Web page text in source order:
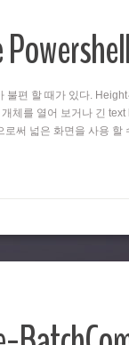
편 할 때가 있다.
체를 열어 보거나 긴
써 넓은 화면을 사용 할